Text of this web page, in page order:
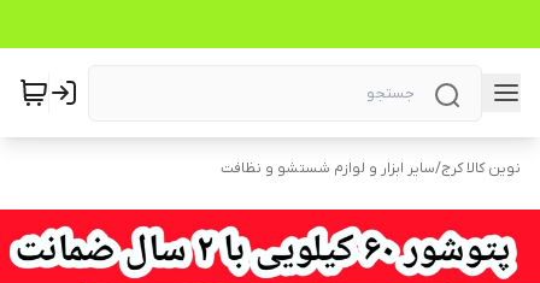
نوین کالا کرج/سایر ابزار و لوازم شستشو و نظافت